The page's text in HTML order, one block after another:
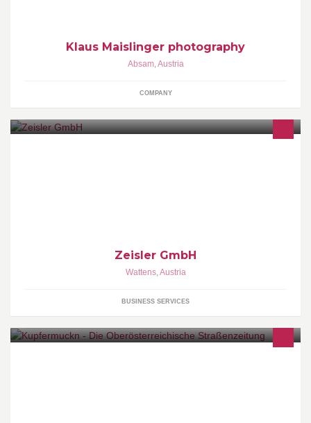
Klaus Maislinger photography
Absam,Austria
COMPANY
Zeisler GmbH
Wattens,Austria
BUSINESS SERVICES